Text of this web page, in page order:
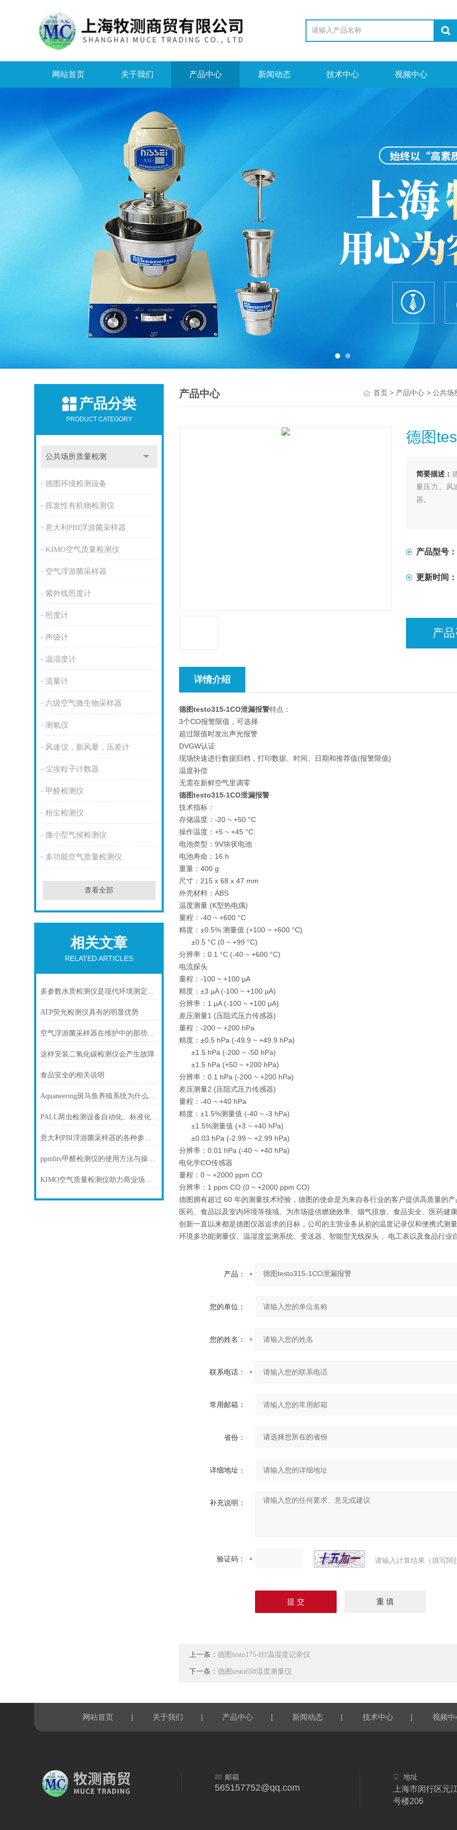
网站首页 关于我们 产品中心 新闻动态 技术中心 视频中心
产品分类
PRODUCT CATEGORY
公共场所质量检测
德图环境检测设备
挥发性有机物检测仪
意大利PBI浮游菌采样器
KIMO空气质量检测仪
空气浮游菌采样器
紫外线照度计
照度计
声级计
温湿度计
流量计
六级空气微生物采样器
测氡仪
风速仪，新风量，压差计
尘埃粒子计数器
甲醛检测仪
粉尘检测仪
微小型气候检测仪
多功能空气质量检测仪
查看全部
相关文章
RELATED ARTICLES
多参数水质检测仪是现代环境测定的仪器之一
ATP荧光检测仪具有的明显优势
空气浮游菌采样器在维护中的那些小窍门
这样安装二氧化碳检测仪会产生故障
食品安全的相关说明
Aquaneering斑马鱼养殖系统为什么这么火
PALL两虫检测设备自动化、标准化程度高
意大利PBI浮游菌采样器的各种参数设定要求
ppmhtv甲醛检测仪的使用方法与操作指南
KIMO空气质量检测仪助力商业场所打造优质空气环境
产品中心 首页> 产品中心> 公共场
德图
简要描述：
量压力、风
器。
产品型号：
更新时间：
产
详情介绍
德图testo315-1CO泄漏报警特点：
3个CO报警限值，可选择
超过限值时发出声光报警
DVGW认证
现场快速进行数据归档，打印数据、时间、日期和推荐值(报警限值)
温度补偿
无需在新鲜空气里调零
德图testo315-1CO泄漏报警
技术指标：
存储温度：-20 ~ +50 °C
操作温度：+5 ~ +45 °C
电池类型：9V块状电池
电池寿命：16 h
重量：400 g
尺寸：215 x 68 x 47 mm
外壳材料：ABS
温度测量 (K型热电偶)
量程：-40 ~ +600 °C
精度：±0.5% 测量值 (+100 ~ +600 °C)
±0.5 °C (0 ~ +99 °C)
分辨率：0.1 °C (-40 ~ +600 °C)
电流探头
量程：-100 ~ +100 µA
精度：±3 µA (-100 ~ +100 µA)
分辨率：1 µA (-100 ~ +100 µA)
差压测量1 (压阻式压力传感器)
量程：-200 ~ +200 hPa
精度：±0.5 hPa (-49.9 ~ +49.9 hPa)
±1.5 hPa (-200 ~ -50 hPa)
±1.5 hPa (+50 ~ +200 hPa)
分辨率：0.1 hPa (-200 ~ +200 hPa)
差压测量2 (压阻式压力传感器)
量程：-40 ~ +40 hPa
精度：±1.5%测量值 (-40 ~ -3 hPa)
±1.5%测量值 (+3 ~ +40 hPa)
±0.03 hPa (-2.99 ~ +2.99 hPa)
分辨率：0.01 hPa (-40 ~ +40 hPa)
电化学CO传感器
量程：0 ~ +2000 ppm CO
分辨率：1 ppm CO (0 ~ +2000 ppm CO)
德图拥有超过 60 年的测量技术经验，德图的使命是为来自各行业的客户提供高质量的
医药、食品以及室内环境等领域。为市场提供燃烧效率、烟气排放、食品安全、医药
创新一直以来都是德图仪器追求的目标，公司的主营业务从初的温度记录仪和便携式测
环境多功能测量仪、温湿度监测系统、变送器、智能型无线探头 、电工表以及食品行
产品：
您的单位：
您的姓名：
联系电话：
常用邮箱：
省份：
详细地址：
补充说明：
验证码： 请输入计算结果（填写阿
上一条：德图testo175-H1温湿度记录仪
下一条：德图testo650湿度测量仪
网站首页 | 关于我们 | 产品中心 | 新闻动态 | 技术中心 | 视频中
邮箱
565157752@qq.com
地址
上海市闵行区元
号楼206